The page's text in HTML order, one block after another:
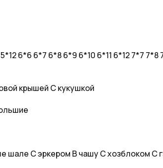
5*126*6 6*7 6*86*9 6*10 6*11 6*127*7 7*8
крышей С кукушкой
шале С эркером В чашуС хозблоком С